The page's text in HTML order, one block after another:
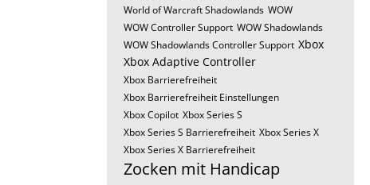
World of Warcraft Shadowlands WOW
WOW Controller Support WOW Shadowlands
WOW Shadowlands Controller Support Xbox
Xbox Adaptive Controller
Xbox Barrierefreiheit
Xbox Barrierefreiheit Einstellungen
Xbox Copilot Xbox Series S
Xbox Series S Barrierefreiheit Xbox Series X
Xbox Series X Barrierefreiheit
Zocken mit Handicap